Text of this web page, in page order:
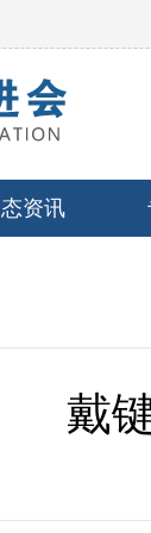
资讯
戴